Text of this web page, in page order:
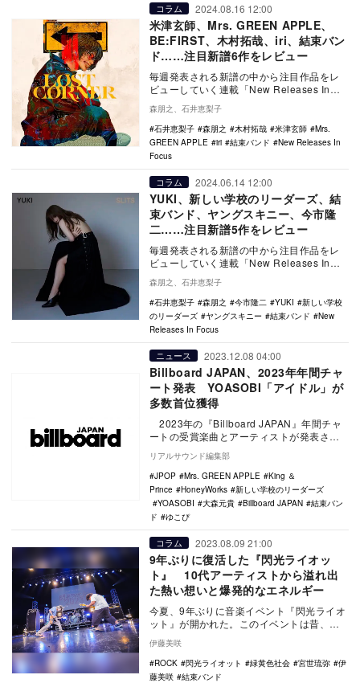
コラム 2024.08.16 12:00
米津玄師、Mrs. GREEN APPLE、
BE:FIRST、木村拓哉、iri、結束バン
ド……注目新譜6作をレビュー
毎週発表される新譜の中から注目作品をレ
ビューしていく連載「New Releases In
Focus」。今回は米津玄師「RED …
森朋之、石井恵梨子
石井恵梨子
森朋之 木村拓哉 米津玄師
Mrs.
GREEN APPLE
iri 結束バンド
New Releases In
Focus
コラム 2024.06.14 12:00
YUKI、新しい学校のリーダーズ、結
束バンド、ヤングスキニー、今市隆
二……注目新譜5作をレビュー
毎週発表される新譜の中から注目作品をレ
ビューしていく連載「New Releases In
Focus」。今回はYUKI「風になれ…
森朋之、石井恵梨子
石井恵梨子
森朋之 今市隆二 YUKI
新しい学校
のリーダーズ
ヤングスキニー 結束バンド
New
Releases In Focus
ニュース 2023.12.08 04:00
Billboard JAPAN、2023年年間チャ
ート発表 YOASOBI「アイドル」が
多数首位獲得
2023年の『Billboard JAPAN』年間チャ
ートの受賞楽曲とアーティストが発表され
た。 総合ソングチャート『…
リアルサウンド編集部
JPOP
Mrs. GREEN APPLE
King ＆
Prince
HoneyWorks
新しい学校のリーダーズ
YOASOBI
大森元貴 Billboard JAPAN
結束バン
ド
ゆこぴ
コラム 2023.08.09 21:00
9年ぶりに復活した『閃光ライオッ
ト』 10代アーティストから溢れ出
た熱い想いと爆発的なエネルギー
今夏、9年ぶりに音楽イベント『閃光ライオ
ット』が開かれた。このイベントは昔、
Galileo Galilei、緑黄色社会、ねごとな…
伊藤美咲
ROCK
閃光ライオット 緑黄色社会 宮世琉弥
伊
藤美咲
結束バンド